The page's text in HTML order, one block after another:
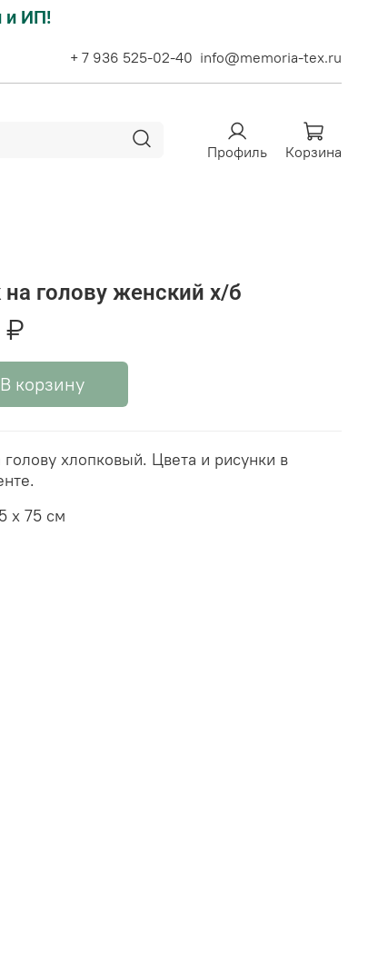
и ИП!
+ 7 936 525-02-40 info@memoria-tex.ru
Профиль Корзина
на голову женский х/б
₽
В корзину
голову хлопковый. Цвета и рисунки в
х 75 см